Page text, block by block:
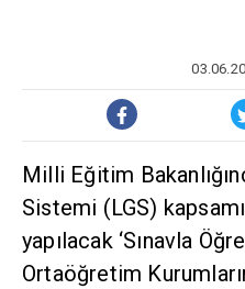
Milli Eğitim
Sistemi (LGS)
yapılacak ‘Sınavla
Ortaöğretim